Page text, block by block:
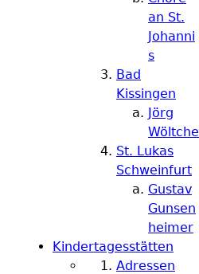
an St.
Johanni
s
Bad
Kissingen
Jörg
Wöltche
St. Lukas
Schweinfurt
Gustav
Gunsen
heimer
Kindertagesstätten
Adressen